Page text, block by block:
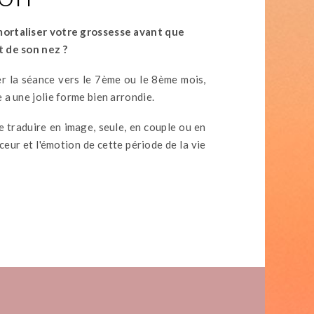
votre grossesse avant que
son nez ?
la séance vers le 7ème ou le 8ème mois,
une jolie forme bien arrondie.
en image, seule, en couple ou en
et l'émotion de cette période de la vie